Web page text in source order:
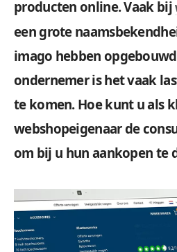
producten online. Vaak bij
een grote
imago hebben
ondernemer is het vaak
te komen. Hoe kunt u als
webshopeigenaar de
om bij u hun aankopen te